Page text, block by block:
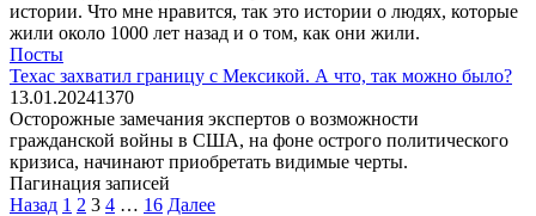
истории. Что мне нравится, так это истории о людях, которые
жили около 1000 лет назад и о том, как они жили.
Посты
Техас захватил границу с Мексикой. А что, так можно было?
13.01.20241370
Осторожные замечания экспертов о возможности
гражданской войны в США, на фоне острого политического
кризиса, начинают приобретать видимые черты.
Пагинация записей
Назад 1 2 3 4 … 16 Далее